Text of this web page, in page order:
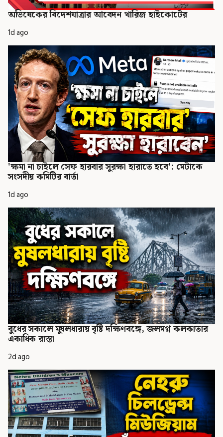
অভিষেকের বিদেশযাত্রার আবেদন খারিজ হাইকোর্টের
1d ago
'ক্ষমা না চাইলে সেফ হারবার সুরক্ষা হারাতে হবে': মেটাকে
সংসদীয় কমিটির বার্তা
1d ago
বুধের সকালে মুষলধারায় বৃষ্টি দক্ষিণবঙ্গে, জলমগ্ন কলকাতার
একাধিক রাস্তা
2d ago